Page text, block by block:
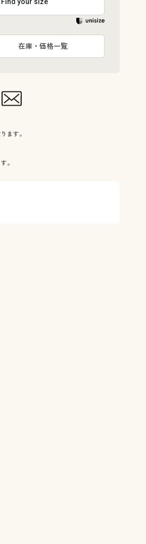
Find your size
在庫・価格一覧
ます。
。